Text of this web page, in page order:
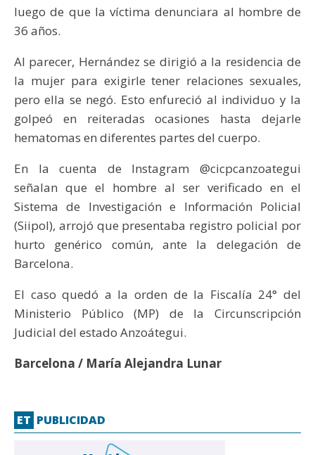
luego de que la víctima denunciara al hombre de
36 años.
Al parecer, Hernández se dirigió a la residencia de
la mujer para exigirle tener relaciones sexuales,
pero ella se negó. Esto enfureció al individuo y la
golpeó en reiteradas ocasiones hasta dejarle
hematomas en diferentes partes del cuerpo.
En la cuenta de Instagram @cicpcanzoategui
señalan que el hombre al ser verificado en el
Sistema de Investigación e Información Policial
(Siipol), arrojó que presentaba registro policial por
hurto genérico común, ante la delegación de
Barcelona.
El caso quedó a la orden de la Fiscalía 24° del
Ministerio Público (MP) de la Circunscripción
Judicial del estado Anzoátegui.
Barcelona / María Alejandra Lunar
ET PUBLICIDAD